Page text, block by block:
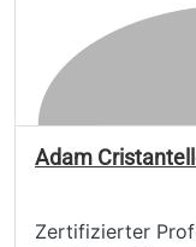
Adam
Zertifizierter